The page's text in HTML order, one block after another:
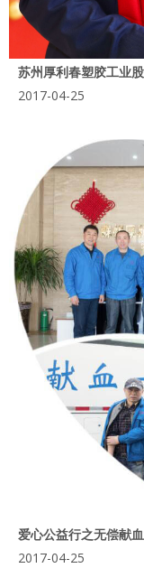
苏州厚利春塑胶工业
2017-04-25
爱心公益行之无偿献
2017-04-25